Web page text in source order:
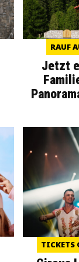
RAUF
Jetzt
TICKETS